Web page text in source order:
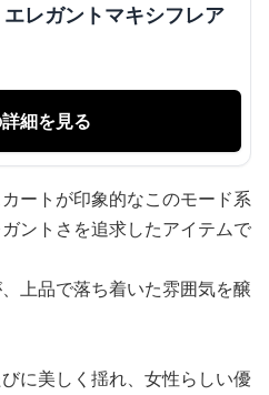
レガントマキシフレア
細を見る
ートが印象的なこのモード系
ントさを追求したアイテムで
上品で落ち着いた雰囲気を醸
に美しく揺れ、女性らしい優